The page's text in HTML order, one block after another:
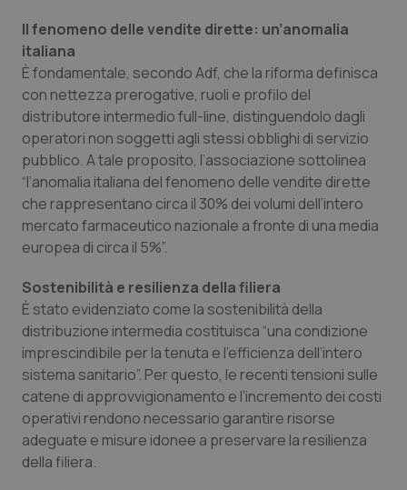
Toscana
Umbria
Valle D’Aosta
Veneto
Obesità
Oftalmologia
Oncodermatologia
Oncoematologia
Oncologia & Nutrizione
Psoriasi & pelle
Quotidiano Cardiologia
Quotidiano Chirurgia
Quotidiano Oncologia
Il fenomeno delle vendite dirette: un’anomalia
italiana
È fondamentale, secondo Adf, che la riforma definisca
con nettezza prerogative, ruoli e profilo del
distributore intermedio full-line, distinguendolo dagli
operatori non soggetti agli stessi obblighi di servizio
pubblico. A tale proposito, l’associazione sottolinea
“l’anomalia italiana del fenomeno delle vendite dirette
che rappresentano circa il 30% dei volumi dell’intero
mercato farmaceutico nazionale a fronte di una media
europea di circa il 5%”.
Sostenibilità e resilienza della filiera
È stato evidenziato come la sostenibilità della
distribuzione intermedia costituisca “una condizione
imprescindibile per la tenuta e l’efficienza dell’intero
sistema sanitario”. Per questo, le recenti tensioni sulle
catene di approvvigionamento e l’incremento dei costi
operativi rendono necessario garantire risorse
adeguate e misure idonee a preservare la resilienza
della filiera.